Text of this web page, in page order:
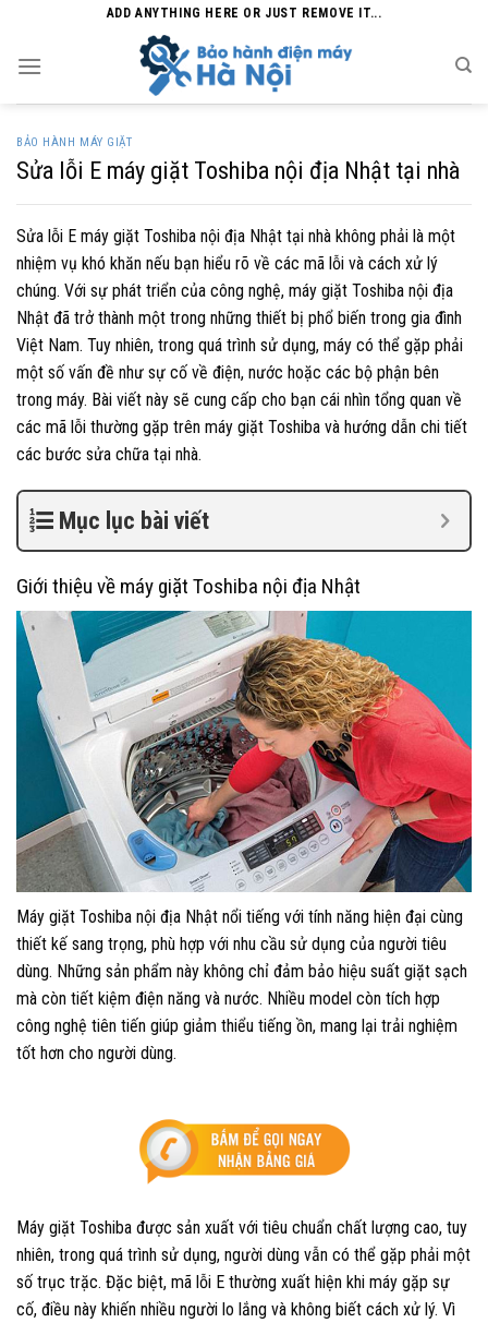
content
ADD ANYTHING HERE OR JUST REMOVE IT...
BẢO HÀNH MÁY GIẶT
Sửa lỗi E máy giặt Toshiba nội địa Nhật tại nhà
Sửa lỗi E máy giặt Toshiba nội địa Nhật tại nhà không phải là một
nhiệm vụ khó khăn nếu bạn hiểu rõ về các mã lỗi và cách xử lý
chúng. Với sự phát triển của công nghệ, máy giặt Toshiba nội địa
Nhật đã trở thành một trong những thiết bị phổ biến trong gia đình
Việt Nam. Tuy nhiên, trong quá trình sử dụng, máy có thể gặp phải
một số vấn đề như sự cố về điện, nước hoặc các bộ phận bên
trong máy. Bài viết này sẽ cung cấp cho bạn cái nhìn tổng quan về
các mã lỗi thường gặp trên máy giặt Toshiba và hướng dẫn chi tiết
các bước sửa chữa tại nhà.
Mục lục bài viết
Giới thiệu về máy giặt Toshiba nội địa Nhật
Máy giặt Toshiba nội địa Nhật nổi tiếng với tính năng hiện đại cùng
thiết kế sang trọng, phù hợp với nhu cầu sử dụng của người tiêu
dùng. Những sản phẩm này không chỉ đảm bảo hiệu suất giặt sạch
mà còn tiết kiệm điện năng và nước. Nhiều model còn tích hợp
công nghệ tiên tiến giúp giảm thiểu tiếng ồn, mang lại trải nghiệm
tốt hơn cho người dùng.
Máy giặt Toshiba được sản xuất với tiêu chuẩn chất lượng cao, tuy
nhiên, trong quá trình sử dụng, người dùng vẫn có thể gặp phải một
số trục trặc. Đặc biệt, mã lỗi E thường xuất hiện khi máy gặp sự
cố, điều này khiến nhiều người lo lắng và không biết cách xử lý. Vì